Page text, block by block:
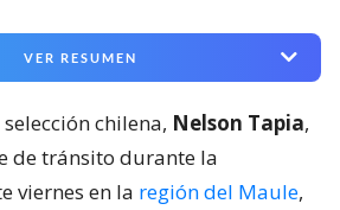
VER RESUMEN
chilena, Nelson Tapia,
de tránsito durante la
viernes en la región del Maule,